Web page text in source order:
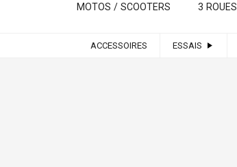
MOTOS / SCOOTERS 3 ROUES
ACCESSOIRES ESSAIS